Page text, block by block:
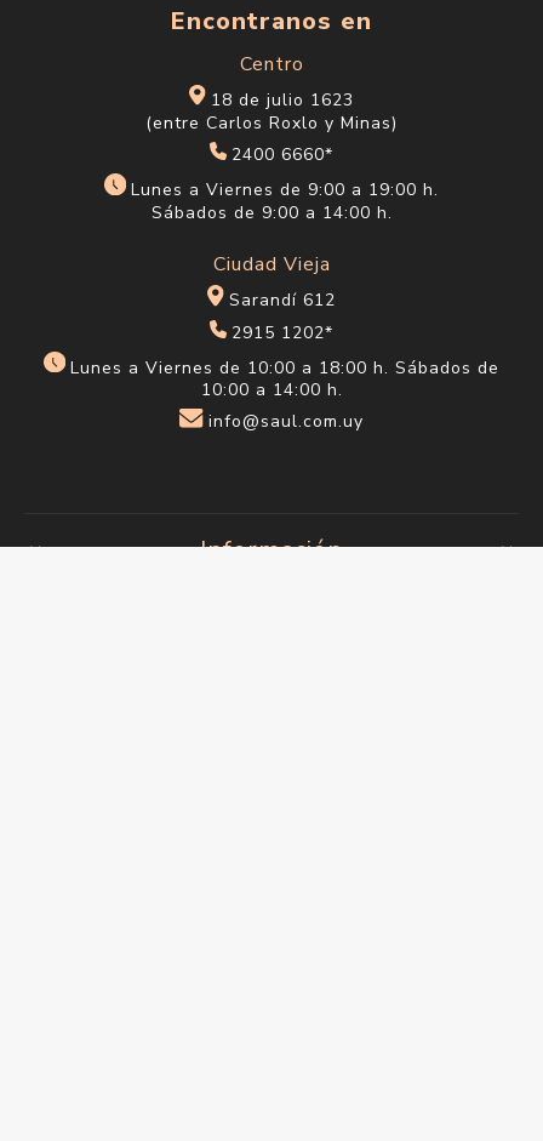
Encontranos en
Centro
18 de julio 1623
(entre Carlos Roxlo y Minas)
2400 6660*
Lunes a Viernes de 9:00 a 19:00 h.
Sábados de 9:00 a 14:00 h.
Ciudad Vieja
Sarandí 612
2915 1202*
Lunes a Viernes de 10:00 a 18:00 h. Sábados de
10:00 a 14:00 h.
info@saul.com.uy
Información